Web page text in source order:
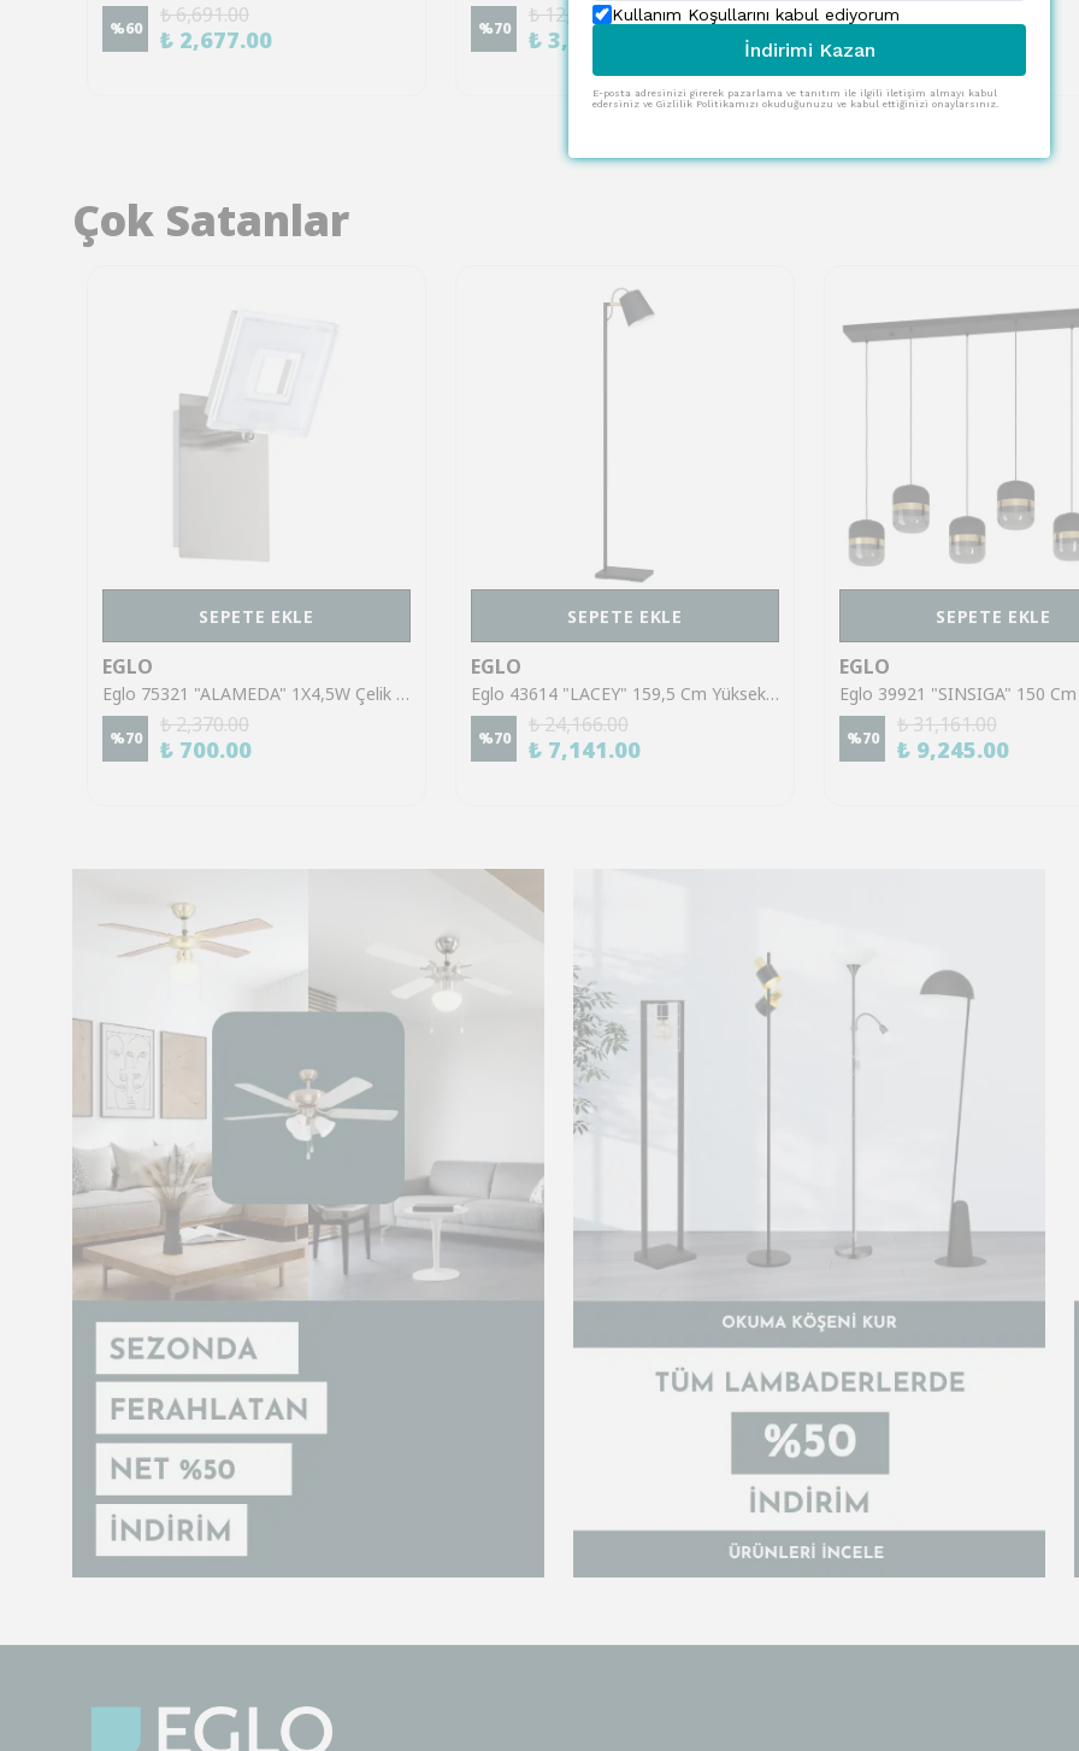
%60
₺ 6,691.00
₺ 2,677.00 %70
₺ 12,764.00
₺ 3,830.00 %70
₺ 42,585.00
Çok Satanlar
SEPETE EKLE
EGLO
Eglo 75321 "ALAMEDA" 1X4,5W Çelik Nikel Mat Sıva Üstü Spot
%70
₺ 2,370.00
₺ 700.00
SEPETE EKLE
EGLO
Eglo 43614 "LACEY" 159,5 Cm Yüksekliğinde Çelik, Ahşap Köşe Lambası Lambader
%70
₺ 24,166.00
₺ 7,141.00
SEPETE EKLE
EGLO
%70
₺ 31,161.00
₺ 9,245.00
Kullanım Koşullarını kabul ediyorum
İndirimi Kazan
E-posta adresinizi girerek pazarlama ve tanıtım ile ilgili iletişim almayı kabul
edersiniz ve Gizlilik Politikamızı okuduğunuzu ve kabul ettiğinizi onaylarsınız.